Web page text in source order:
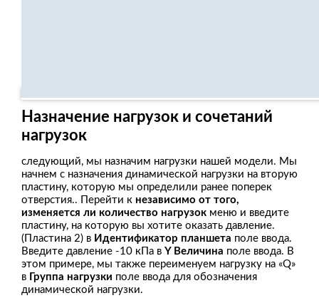
Назначение нагрузок и сочетаний
нагрузок
следующий, мы назначим нагрузки нашей модели. Мы
начнем с назначения динамической нагрузки на вторую
пластину, которую мы определили ранее поперек
отверстия.. Перейти к независимо от того,
изменяется ли количество нагрузокменю и введите
пластину, на которую вы хотите оказать давление.
(Пластина 2) в Идентификатор планшета поле ввода.
Введите давление -10 кПа в Y Величина поле ввода. В
этом примере, мы также переименуем нагрузку на «Q»
в Группа нагрузки поле ввода для обозначения
динамической нагрузки.